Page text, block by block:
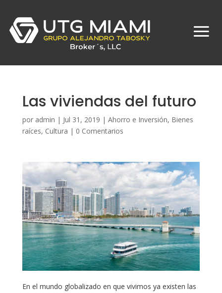
Las viviendas del futuro
por admin | Jul 31, 2019 | Ahorro e Inversión, Bienes
raíces, Cultura | 0 Comentarios
En el mundo globalizado en que vivimos ya existen las